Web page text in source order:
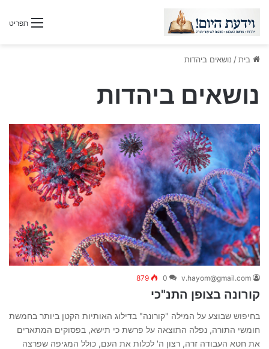
תפריט
בית/ נושאים ביהדות
נושאים ביהדות
v.hayom@gmail.com
0
879
קורונה בצופן התנ"כי
בחיפוש שבוצע על המילה "קורונה" בדילוג האותיות הקטן ביותר בחמשת
חומשי התורה, נפלה התוצאה על פרשת כי תישא, בפסוקים המתארים
את חטא העבודה זרה, רצון ה' לכלות את העם, כולל המגיפה שפרצה